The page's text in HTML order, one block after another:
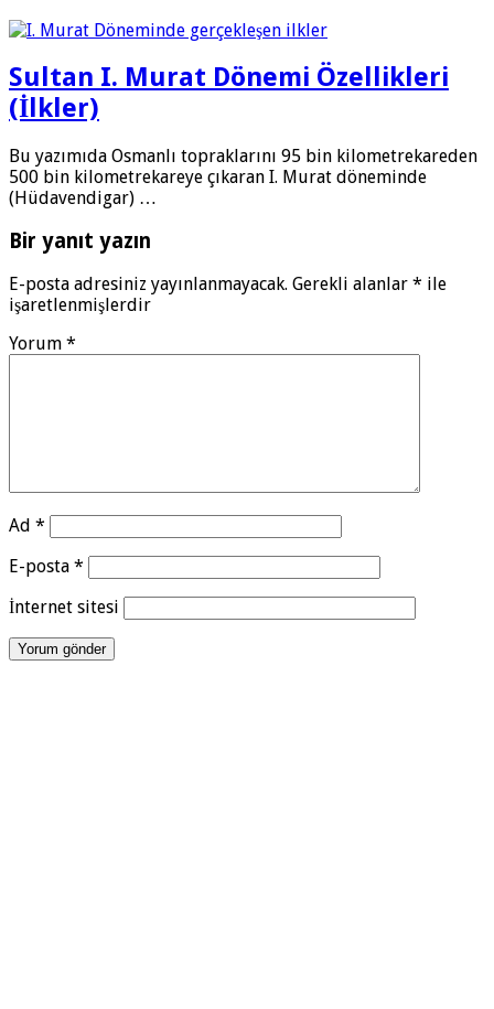
Sultan I. Murat Dönemi Özellikleri
(İlkler)
Bu yazımıda Osmanlı topraklarını 95 bin kilometrekareden
500 bin kilometrekareye çıkaran I. Murat döneminde
(Hüdavendigar) …
Bir yanıt yazın
E-posta adresiniz yayınlanmayacak. Gerekli alanlar * ile
işaretlenmişlerdir
Yorum *
Ad *
E-posta *
İnternet sitesi